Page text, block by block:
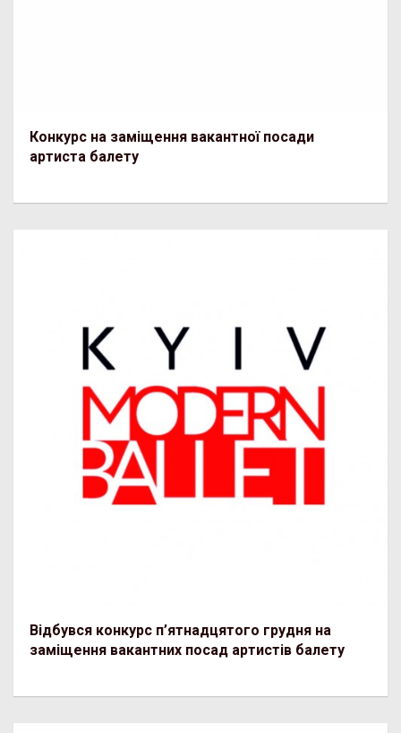
Конкурс на заміщення вакантної посади
артиста балету
Відбувся конкурс п’ятнадцятого грудня на
заміщення вакантних посад артистів балету